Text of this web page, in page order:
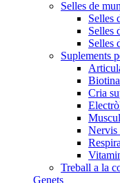
Selles de
Selles
Selles
Selles
Suplements
Cria
Nervis
Treball a la
Genets